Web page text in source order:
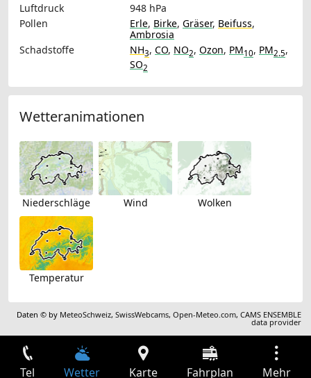
Luftdruck
948 hPa
Pollen
Erle, Birke, Gräser, Beifuss,
Ambrosia
Schadstoffe
NH3, CO, NO2, Ozon, PM10, PM2.5,
SO2
Wetteranimationen
Niederschläge Wind Wolken
Temperatur
Daten © by MeteoSchweiz,SwissWebcams,Open-Meteo.com,CAMS ENSEMBLE
data provider
Tel Wetter Karte Fahrplan Mehr